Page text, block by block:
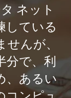
ネット
している
んが、
分で、利
、あるい